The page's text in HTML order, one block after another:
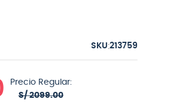
:213759
Precio Regular:
S/ 2099.00